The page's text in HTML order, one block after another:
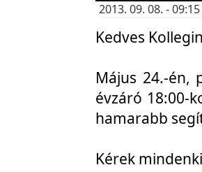
2013. 09. 08. -
Kedves
Május 24.-én,
évzáró 18:00-
hamarabb
Kérek